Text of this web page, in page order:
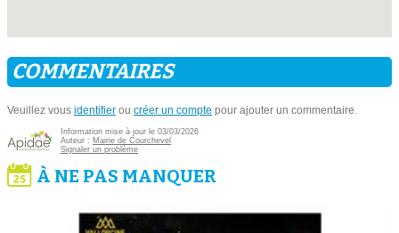
COMMENTAIRES
Veuillez vous identifier ou créer un compte pour ajouter un commentaire.
Information mise à jour le 03/03/2026
Auteur : Mairie de Courchevel
Signaler un problème
À NE PAS MANQUER